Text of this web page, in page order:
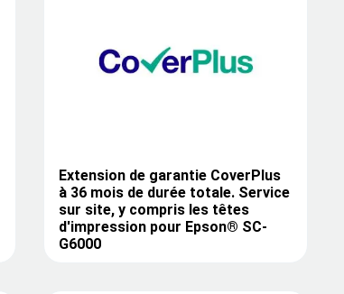
Extension de garantie CoverPlus
à 36 mois de durée totale. Service
sur site, y compris les têtes
d'impression pour Epson® SC-
G6000